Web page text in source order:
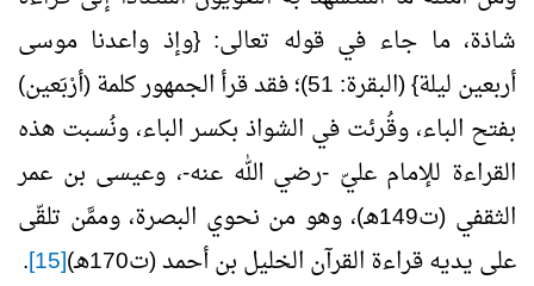
شاذة، ما جاء في قوله تعالى: {وإذ واعدنا موسى
أربعين ليلة} (البقرة: 51)؛ فقد قرأ الجمهور كلمة (أرْبَعين)
بفتح الباء، وقُرئت في الشواذ بكسر الباء، ونُسبت هذه
القراءة للإمام عليّ -رضي الله عنه-، وعيسى بن عمر
الثقفي (ت149هـ)، وهو من نحوي البصرة، وممَّن تلقّى
على يديه قراءة القرآن الخليل بن أحمد (ت170هـ)
[15]
.